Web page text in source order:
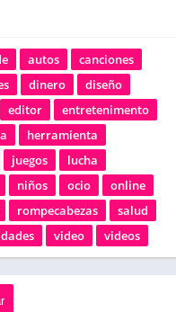
autos
canciones
dinero
diseño
editor
entretenimento
herramienta
juegos
lucha
niños ocio
online
rompecabezas
salud
video videos